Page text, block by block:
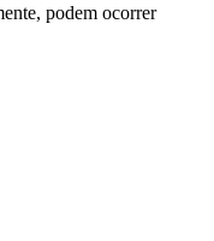
podem ocorrer